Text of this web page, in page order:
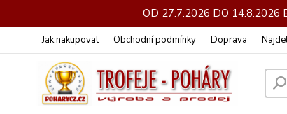
OD 27.7.2026 DO 14.8.2026
Jak nakupovat Obchodní podmínky Doprava